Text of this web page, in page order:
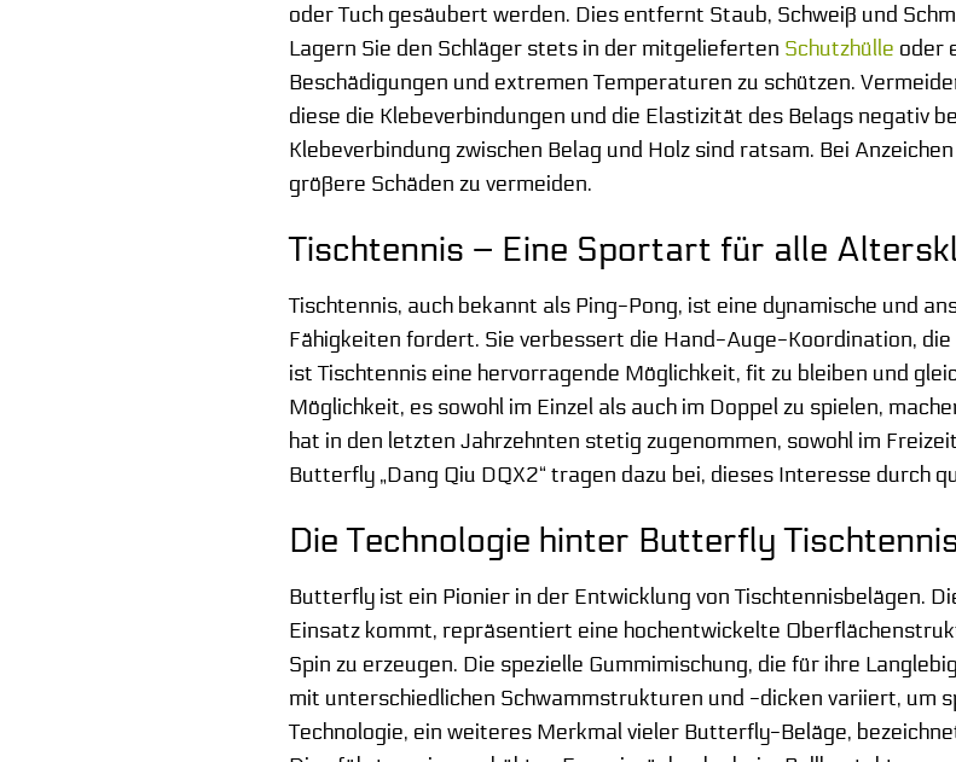
oder Tuch gesäubert werden. Dies entfernt Staub, Schweiß und
Lagern Sie den Schläger stets in der mitgelieferten Schutzhülle oder
Beschädigungen und extremen Temperaturen zu schützen.
diese die Klebeverbindungen und die Elastizität des Belags negativ
Klebeverbindung zwischen Belag und Holz sind ratsam. Bei
größere Schäden zu vermeiden.
Tischtennis – Eine Sportart für alle
Tischtennis, auch bekannt als Ping-Pong, ist eine dynamische und
Fähigkeiten fordert. Sie verbessert die Hand-Auge-Koordination,
ist Tischtennis eine hervorragende Möglichkeit, fit zu bleiben und
Möglichkeit, es sowohl im Einzel als auch im Doppel zu spielen,
hat in den letzten Jahrzehnten stetig zugenommen, sowohl im
Butterfly „Dang Qiu DQX2“ tragen dazu bei, dieses Interesse durch
Die Technologie hinter Butterfly
Butterfly ist ein Pionier in der Entwicklung von Tischtennisbelägen.
Einsatz kommt, repräsentiert eine hochentwickelte
Spin zu erzeugen. Die spezielle Gummimischung, die für ihre
mit unterschiedlichen Schwammstrukturen und -dicken variiert, um
Technologie, ein weiteres Merkmal vieler Butterfly-Beläge,